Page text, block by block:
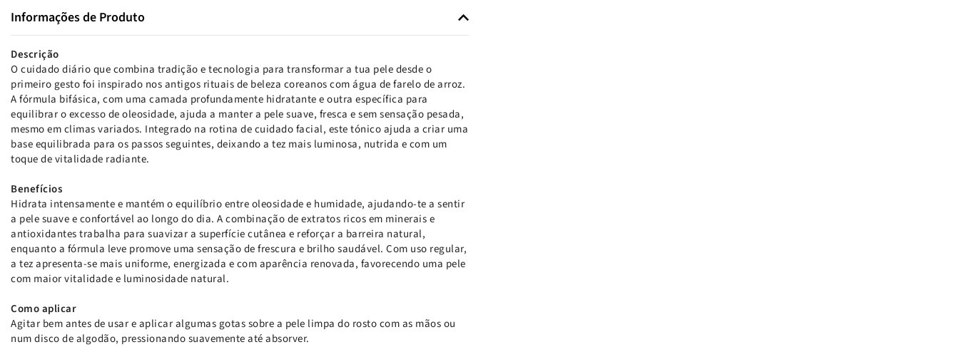
Informações de Produto
Descrição
O cuidado diário que combina tradição e tecnologia para transformar a tua pele desde o
primeiro gesto foi inspirado nos antigos rituais de beleza coreanos com água de farelo de arroz.
A fórmula bifásica, com uma camada profundamente hidratante e outra específica para
equilibrar o excesso de oleosidade, ajuda a manter a pele suave, fresca e sem sensação pesada,
mesmo em climas variados. Integrado na rotina de cuidado facial, este tónico ajuda a criar uma
base equilibrada para os passos seguintes, deixando a tez mais luminosa, nutrida e com um
toque de vitalidade radiante.
Benefícios
Hidrata intensamente e mantém o equilíbrio entre oleosidade e humidade, ajudando-te a sentir
a pele suave e confortável ao longo do dia. A combinação de extratos ricos em minerais e
antioxidantes trabalha para suavizar a superfície cutânea e reforçar a barreira natural,
enquanto a fórmula leve promove uma sensação de frescura e brilho saudável. Com uso regular,
a tez apresenta-se mais uniforme, energizada e com aparência renovada, favorecendo uma pele
com maior vitalidade e luminosidade natural.
Como aplicar
Agitar bem antes de usar e aplicar algumas gotas sobre a pele limpa do rosto com as mãos ou
num disco de algodão, pressionando suavemente até absorver.